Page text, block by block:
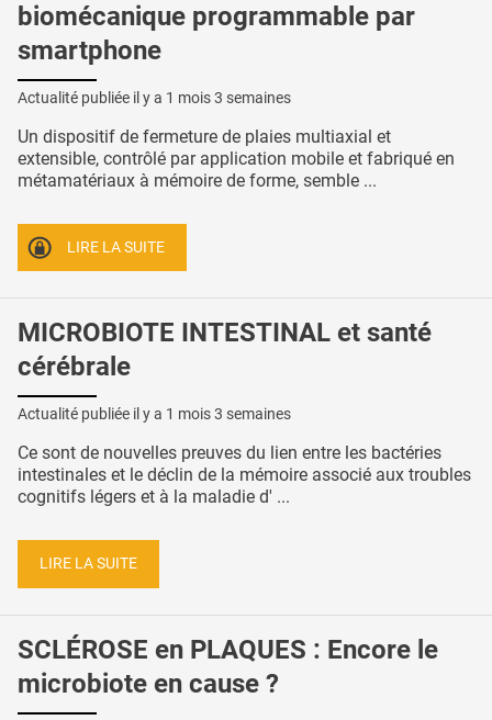
biomécanique programmable par
smartphone
Actualité publiée il y a 1 mois 3 semaines
Un dispositif de fermeture de plaies multiaxial et
extensible, contrôlé par application mobile et fabriqué en
métamatériaux à mémoire de forme, semble ...
LIRE LA SUITE
MICROBIOTE INTESTINAL et santé
cérébrale
Actualité publiée il y a 1 mois 3 semaines
Ce sont de nouvelles preuves du lien entre les bactéries
intestinales et le déclin de la mémoire associé aux troubles
cognitifs légers et à la maladie d' ...
LIRE LA SUITE
SCLÉROSE en PLAQUES : Encore le
microbiote en cause ?